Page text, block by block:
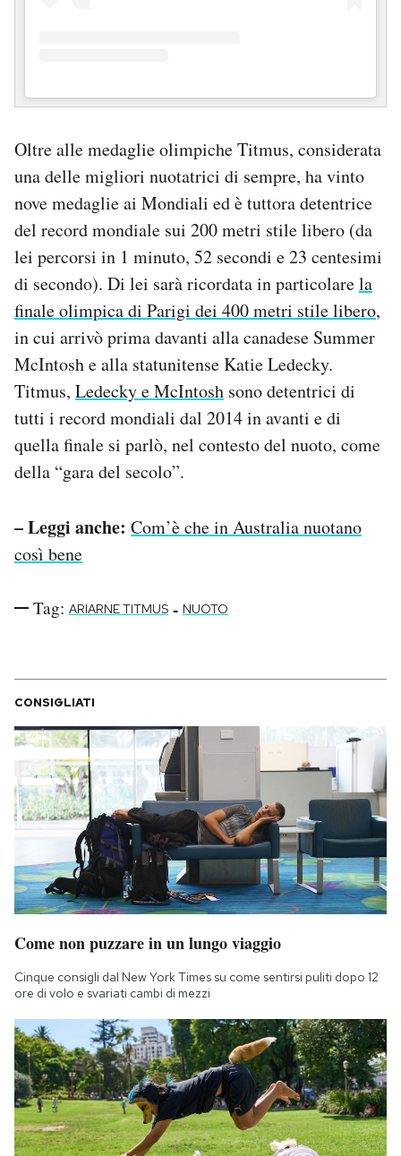
Oltre alle medaglie olimpiche Titmus, considerata
una delle migliori nuotatrici di sempre, ha vinto
nove medaglie ai Mondiali ed è tuttora detentrice
del record mondiale sui 200 metri stile libero (da
lei percorsi in 1 minuto, 52 secondi e 23 centesimi
di secondo). Di lei sarà ricordata in particolarela
finale olimpica di Parigi dei 400 metri stile libero,
in cui arrivò prima davanti alla canadese Summer
McIntosh e alla statunitense Katie Ledecky.
Titmus, Ledecky e McIntosh sono detentrici di
tutti i record mondiali dal 2014 in avanti e di
quella finale si parlò, nel contesto del nuoto, come
della “gara del secolo”.
– Leggi anche: Com’è che in Australia nuotano
così bene
Tag: ARIARNE TITMUS - NUOTO
CONSIGLIATI
Come non puzzare in un lungo viaggio
Cinque consigli dal New York Times su come sentirsi puliti dopo 12
ore di volo e svariati cambi di mezzi